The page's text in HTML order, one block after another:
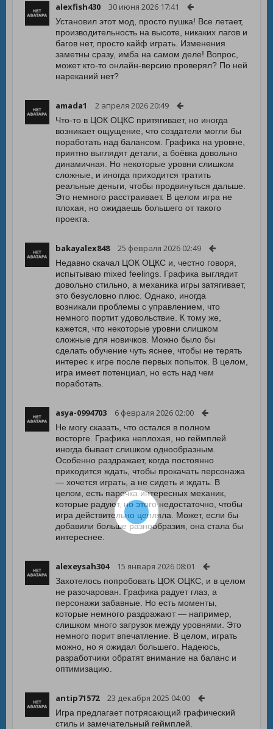
alexfish430 30 июня 2026 17:41
Установил этот мод, просто пушка! Все летает,
производительность на высоте, никаких лагов и
багов нет, просто кайф играть. Изменения
заметны сразу, имба на самом деле! Вопрос,
может кто-то онлайн-версию проверял? По ней
нареканий нет?
amada1 2 апреля 2026 20:49
Что-то в ЦОК ОЦКС притягивает, но иногда
возникает ощущение, что создатели могли бы
поработать над балансом. Графика на уровне,
приятно выглядят детали, а боёвка довольно
динамичная. Но некоторые уровни слишком
сложные, и иногда приходится тратить
реальные деньги, чтобы продвинуться дальше.
Это немного расстраивает. В целом игра не
плохая, но ожидаешь большего от такого
проекта.
bakayalex848 25 февраля 2026 02:49
Недавно скачал ЦОК ОЦКС и, честно говоря,
испытываю mixed feelings. Графика выглядит
довольно стильно, а механика игры затягивает,
это безусловно плюс. Однако, иногда
возникали проблемы с управлением, что
немного портит удовольствие. К тому же,
кажется, что некоторые уровни слишком
сложные для новичков. Можно было бы
сделать обучение чуть яснее, чтобы не терять
интерес к игре после первых попыток. В целом,
игра имеет потенциал, но есть над чем
поработать.
asya-0994703 6 февраля 2026 02:00
Не могу сказать, что остался в полном
восторге. Графика неплохая, но геймплей
иногда бывает слишком однообразным.
Особенно раздражает, когда постоянно
приходится ждать, чтобы прокачать персонажа
— хочется играть, а не сидеть и ждать. В
целом, есть парочка интересных механик,
которые радуют, но этого недостаточно, чтобы
игра действительно цепляла. Может, если бы
добавили больше разнообразия, она стала бы
интереснее.
alexeysah304 15 января 2026 08:01
Захотелось попробовать ЦОК ОЦКС, и в целом
не разочарован. Графика радует глаз, а
персонажи забавные. Но есть моменты,
которые немного раздражают — например,
слишком много загрузок между уровнями. Это
немного порит впечатление. В целом, играть
можно, но я ожидал большего. Надеюсь,
разработчики обратят внимание на баланс и
оптимизацию.
antip71572 23 декабря 2025 04:00
Игра предлагает потрясающий графический
стиль и замечательный геймплей.